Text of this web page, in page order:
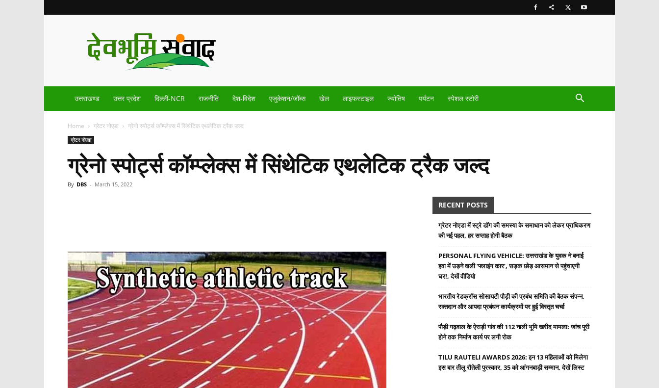
Devbhoomisamvad.com
उत्तराखण्ड उत्तर प्रदेश दिल्ली-NCR राजनीति देश-विदेश एजुकेशन/जॉब्स खेल लाइफस्टाइल ज्योतिष पर्यटन स्पेशल स्टोरी
Home ग्रेटर नोएडा ग्रेनो स्पोर्ट्स कॉम्प्लेक्स में सिंथेटिक एथलेटिक ट्रैक जल्द
ग्रेटर नोएडा
ग्रेनो स्पोर्ट्स कॉम्प्लेक्स में सिंथेटिक एथलेटिक ट्रैक जल्द
By DBS - March 15, 2022
RECENT POSTS
ग्रेटर नोएडा में स्ट्रे डॉग की समस्या के समाधान को लेकर प्राधिकरण
की नई पहल, हर सप्ताह होगी बैठक
PERSONAL FLYING VEHICLE: उत्तराखंड के युवक ने बनाई
हवा में उड़ने वाली ‘फ्लाइंग कार’, सड़क छोड़ आसमान से पहुंचाएगी
घर!, देखें वीडियो
भारतीय रेडक्रॉस सोसायटी पौड़ी की प्रबंध समिति की बैठक संपन्न,
रक्तदान और आपदा प्रबंधन कार्यक्रमों पर हुई विस्तृत चर्चा
पौड़ी गढ़वाल के ऐराड़ी गांव की 112 नाली भूमि खरीद मामला: जांच पूरी
होने तक निर्माण कार्य पर लगी रोक
TILU RAUTELI AWARDS 2026: इन 13 महिलाओं को मिलेगा
इस बार तीलू रौतेली पुरस्कार, 35 को आंगनबाड़ी सम्मान, देखें लिस्ट